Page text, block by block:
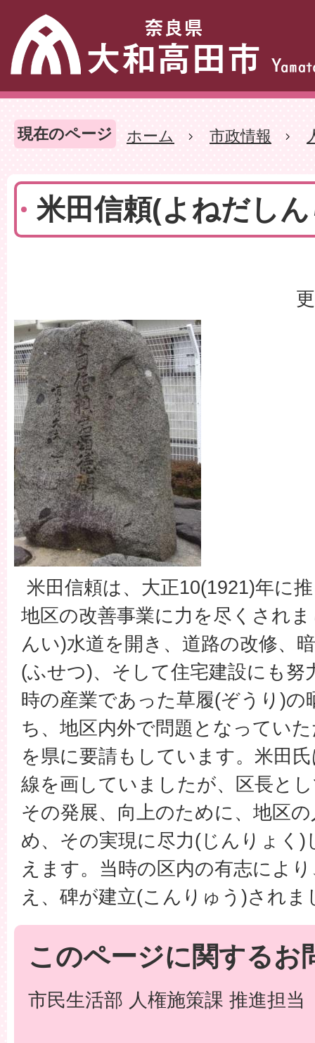
現在のページ ホーム 市政情報
米田信頼(よねだし
米田信頼は、大正10(1921)年に
地区の改善事業に力を尽くされ
んい)水道を開き、道路の改修、
(ふせつ)、そして住宅建設にも努
時の産業であった草履(ぞうり)の
ち、地区内外で問題となってい
を県に要請もしています。米田
線を画していましたが、区長と
その発展、向上のために、地区
め、その実現に尽力(じんりょく)
えます。当時の区内の有志によ
え、碑が建立(こんりゅう)されま
このページに関するお
市民生活部 人権施策課 推進担当